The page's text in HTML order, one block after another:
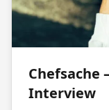
Chefsache
Interview